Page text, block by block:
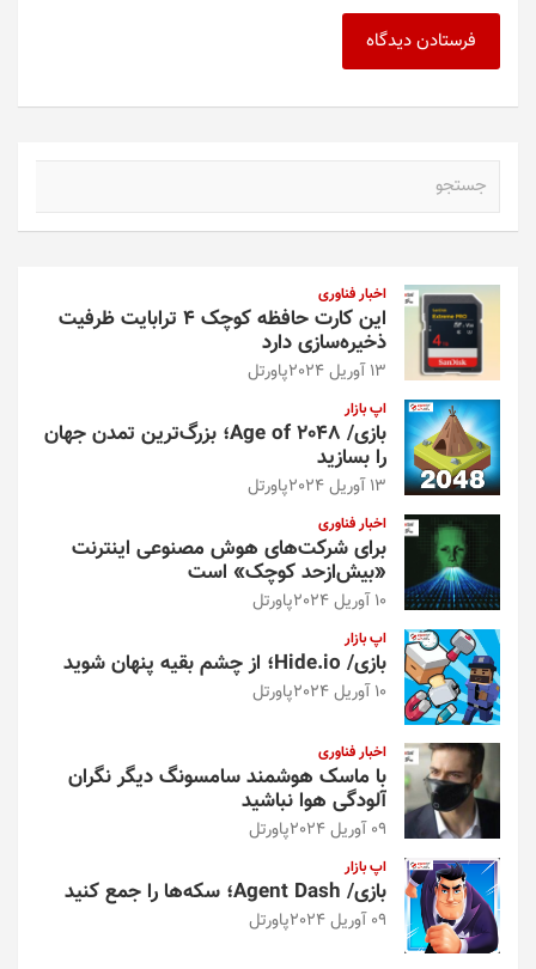
اخبار فناوری
این کارت حافظه کوچک ۴ ترابایت ظرفیت
ذخیره‌سازی دارد
13 آوریل 2024 پاورتل
اپ بازار
بازی/ Age of 2048؛ بزرگ‌ترین تمدن جهان
را بسازید
13 آوریل 2024 پاورتل
اخبار فناوری
برای شرکت‌های هوش مصنوعی اینترنت
«بیش‌از‌حد کوچک» است
10 آوریل 2024 پاورتل
اپ بازار
بازی/ Hide.io؛ از چشم بقیه پنهان شوید
10 آوریل 2024 پاورتل
اخبار فناوری
با ماسک هوشمند سامسونگ دیگر نگران
آلودگی هوا نباشید
09 آوریل 2024 پاورتل
اپ بازار
بازی/ Agent Dash؛ سکه‌ها را جمع کنید
09 آوریل 2024 پاورتل